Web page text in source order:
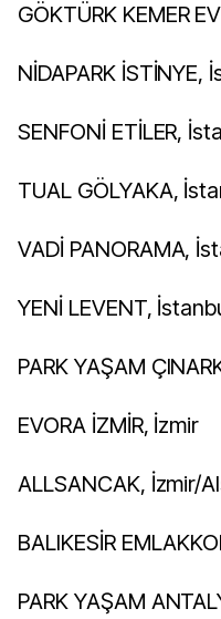
GÖKTÜRK KEMER
NİDAPARK İSTİNYE,
SENFONİ ETİLER,
TUAL GÖLYAKA,
VADİ PANORAMA,
YENİ LEVENT,
PARK YAŞAM
EVORA İZMİR, İzmir
ALLSANCAK, İzmir/
BALIKESİR
PARK YAŞAM